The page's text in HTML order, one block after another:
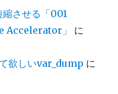
させる「001
」
に
欲しいvar_dump に